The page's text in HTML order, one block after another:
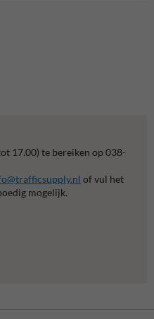
17.00) te bereiken op 038-
of vul het
mogelijk.